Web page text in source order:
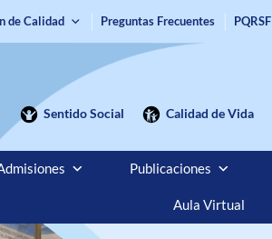
de Calidad Preguntas Frecuentes PQRSF
Sentido Social Calidad de Vida
Publicaciones
Aula Virtual